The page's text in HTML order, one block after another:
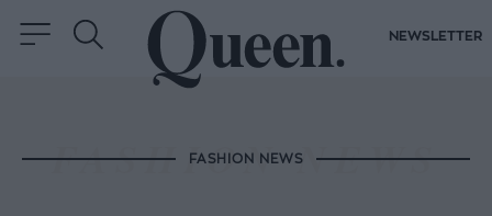
NEWSLETTER
FASHION NEWS